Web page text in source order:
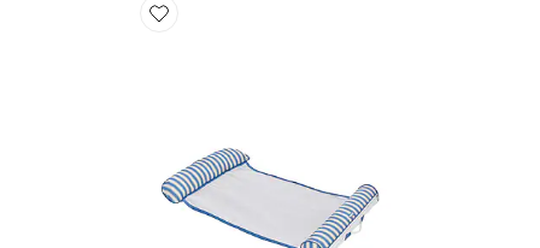
Favorite HAMACS DE PISCINE EN TISSU FABRIC